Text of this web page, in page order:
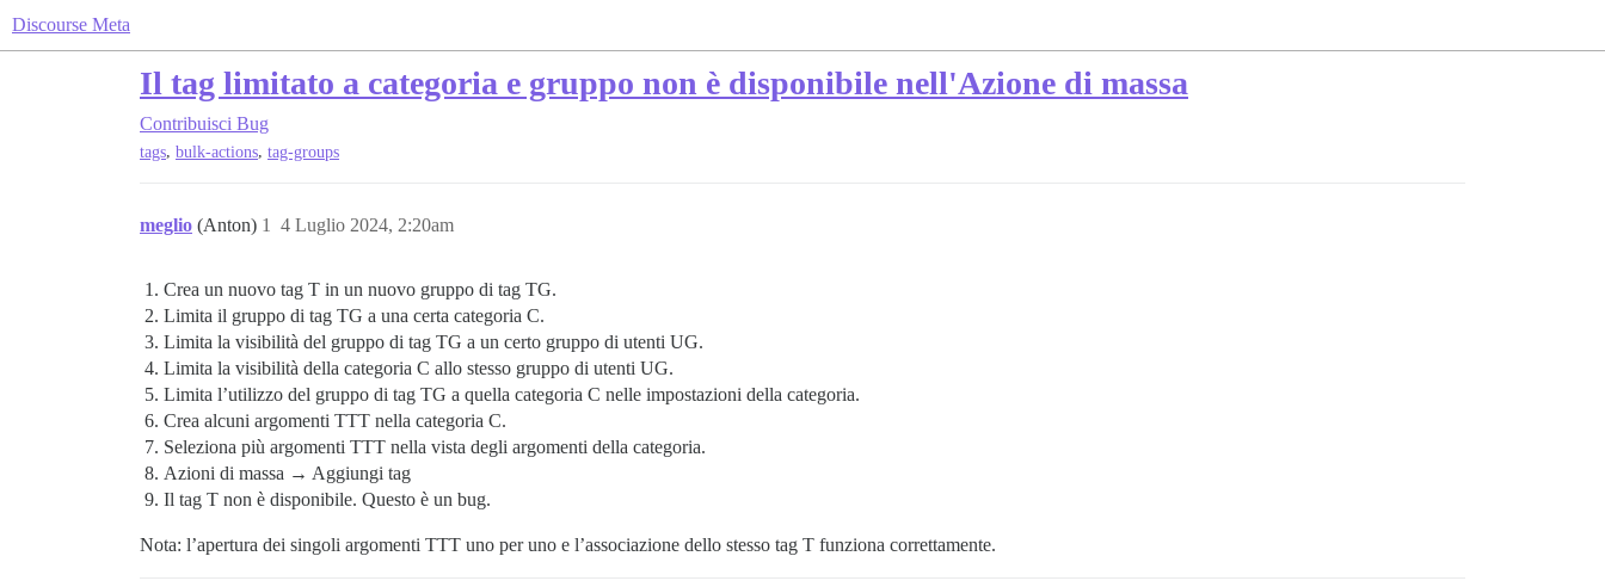
Discourse Meta
Il tag limitato a categoria e gruppo non è disponibile nell'Azione di massa
Contribuisci Bug
tags, bulk-actions, tag-groups
meglio (Anton) 4 Luglio 2024, 2:20am
1
Crea un nuovo tag T in un nuovo gruppo di tag TG.
Limita il gruppo di tag TG a una certa categoria C.
Limita la visibilità del gruppo di tag TG a un certo gruppo di utenti UG.
Limita la visibilità della categoria C allo stesso gruppo di utenti UG.
Limita l’utilizzo del gruppo di tag TG a quella categoria C nelle impostazioni della categoria.
Crea alcuni argomenti TTT nella categoria C.
Seleziona più argomenti TTT nella vista degli argomenti della categoria.
Azioni di massa → Aggiungi tag
Il tag T non è disponibile. Questo è un bug.
Nota: l’apertura dei singoli argomenti TTT uno per uno e l’associazione dello stesso tag T funziona correttamente.